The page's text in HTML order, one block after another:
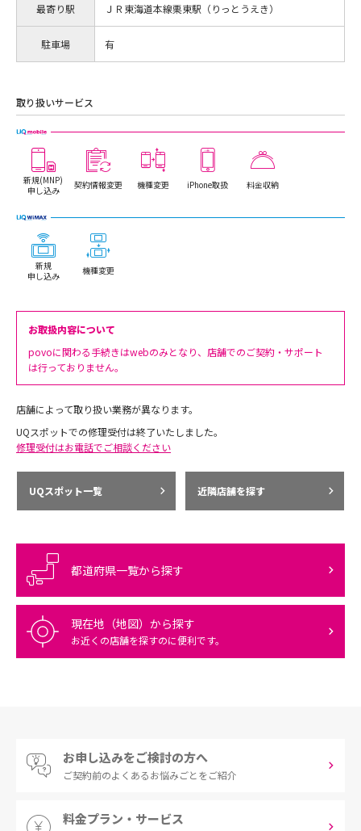
最寄り駅 ＪＲ東海道本線栗東駅（りっとうえき）
駐車場 有
取り扱いサービス
新規(MNP)
申し込み
契約情報変更 機種変更 iPhone取扱 料金収納
新規
申し込み
機種変更
お取扱内容について
povoに関わる手続きはwebのみとなり、店舗でのご契約・サポート
は行っておりません。
店舗によって取り扱い業務が異なります。
UQスポットでの修理受付は終了いたしました。
修理受付はお電話でご相談ください
UQスポット一覧 近隣店舗を探す
都道府県一覧から探す
現在地（地図）から探す
お近くの店舗を探すのに便利です。
お申し込みをご検討の方へ
ご契約前のよくあるお悩みごとをご紹介
料金プラン・サービス